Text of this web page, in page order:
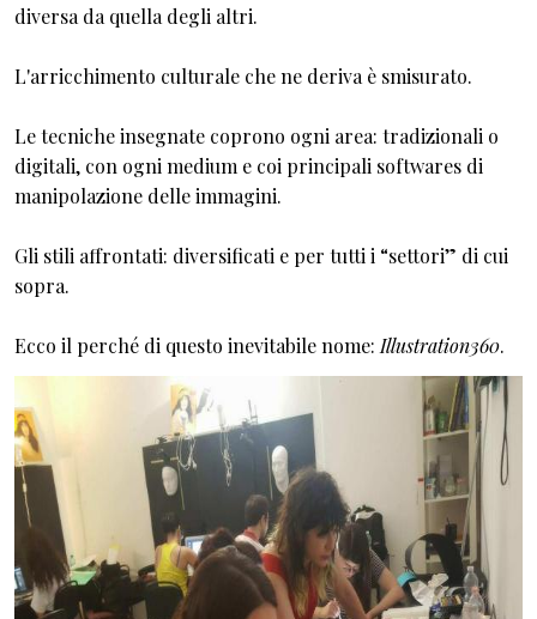
diversa da quella degli altri.
L'arricchimento culturale che ne deriva è smisurato.
Le tecniche insegnate coprono ogni area: tradizionali o
digitali, con ogni medium e coi principali softwares di
manipolazione delle immagini.
Gli stili affrontati: diversificati e per tutti i “settori” di cui
sopra.
Ecco il perché di questo inevitabile nome: Illustration360.